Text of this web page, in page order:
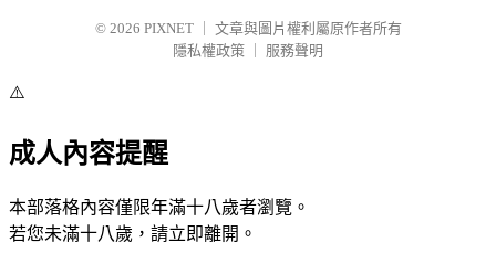
© 2026 PIXNET
文章與圖片權利屬原作者所有
隱私權政策
服務聲明
⚠️
成人內容提醒
本部落格內容僅限年滿十八歲者瀏覽。
若您未滿十八歲，請立即離開。